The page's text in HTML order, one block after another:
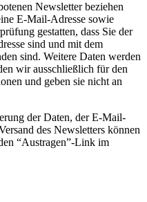
Newsletter beziehen
E-Mail-Adresse sowie
gestatten, dass Sie der
sind und mit dem
sind. Weitere Daten werden
wir ausschließlich für den
und geben sie nicht an
der Daten, der E-Mail-
des Newsletters können
“Austragen”-Link im